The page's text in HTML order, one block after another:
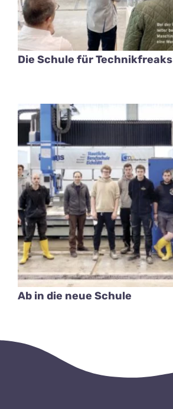
Die Schule für Technikfreaks
Ab in die neue Schule